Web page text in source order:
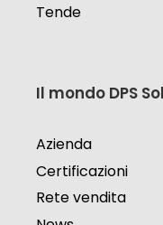
Tende
Il mondo DPS
Azienda
Certificazioni
Rete vendita